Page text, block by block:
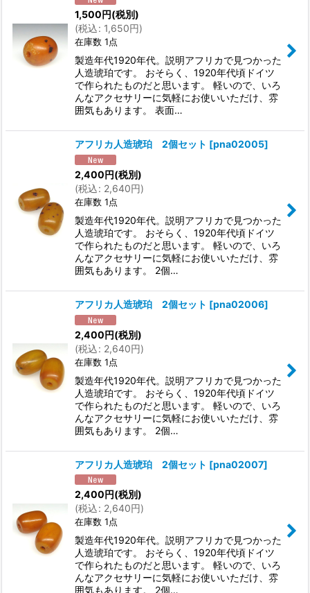
1,500円(税別)
(税込: 1,650円)
在庫数 1点
製造年代1920年代。説明アフリカで見つかった
人造琥珀です。 おそらく、1920年代頃ドイツ
で作られたものだと思います。 軽いので、いろ
んなアクセサリーに気軽にお使いいただけ、雰
囲気もあります。 表面…
アフリカ人造琥珀 2個セット [pna02005]
2,400円(税別)
(税込: 2,640円)
在庫数 1点
製造年代1920年代。説明アフリカで見つかった
人造琥珀です。 おそらく、1920年代頃ドイツ
で作られたものだと思います。 軽いので、いろ
んなアクセサリーに気軽にお使いいただけ、雰
囲気もあります。 2個…
アフリカ人造琥珀 2個セット [pna02006]
2,400円(税別)
(税込: 2,640円)
在庫数 1点
製造年代1920年代。説明アフリカで見つかった
人造琥珀です。 おそらく、1920年代頃ドイツ
で作られたものだと思います。 軽いので、いろ
んなアクセサリーに気軽にお使いいただけ、雰
囲気もあります。 2個…
アフリカ人造琥珀 2個セット [pna02007]
2,400円(税別)
(税込: 2,640円)
在庫数 1点
製造年代1920年代。説明アフリカで見つかった
人造琥珀です。 おそらく、1920年代頃ドイツ
で作られたものだと思います。 軽いので、いろ
んなアクセサリーに気軽にお使いいただけ、雰
囲気もあります。 2個…